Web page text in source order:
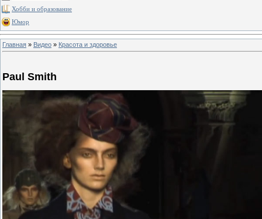
Хобби и образование
Юмор
Главная » Видео » Красота и здоровье
Paul Smith